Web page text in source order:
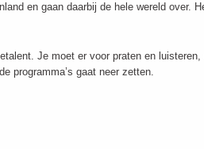
en gaan daarbij de hele wereld
Je moet er voor praten en
programma’s gaat neer zetten.